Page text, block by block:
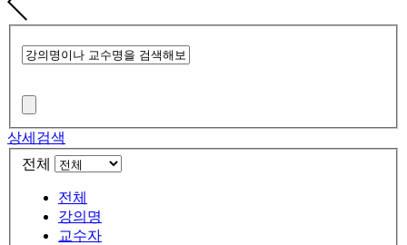
상세검색
전체
전체
강의명
교수자